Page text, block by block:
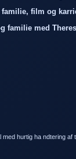
film og
familie med
hurtig ha ndtering af